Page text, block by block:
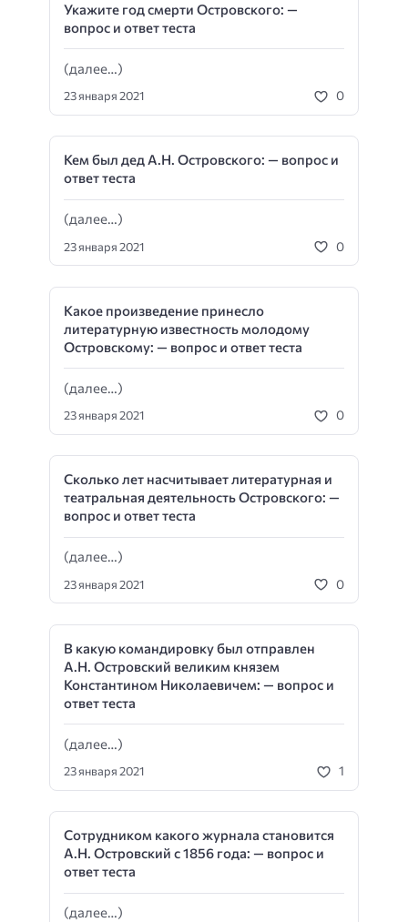
Укажите год смерти Островского: —
вопрос и ответ теста
(далее…)
23 января 2021 0
Кем был дед А.Н. Островского: — вопрос и
ответ теста
(далее…)
23 января 2021 0
Какое произведение принесло
литературную известность молодому
Островскому: — вопрос и ответ теста
(далее…)
23 января 2021 0
Сколько лет насчитывает литературная и
театральная деятельность Островского: —
вопрос и ответ теста
(далее…)
23 января 2021 0
В какую командировку был отправлен
А.Н. Островский великим князем
Константином Николаевичем: — вопрос и
ответ теста
(далее…)
23 января 2021 1
Сотрудником какого журнала становится
А.Н. Островский с 1856 года: — вопрос и
ответ теста
(далее…)